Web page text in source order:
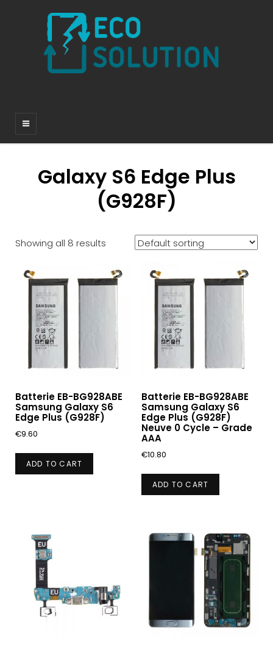
Galaxy S6 Edge Plus
(G928F)
Showing all 8 results
Batterie EB-BG928ABE
Samsung Galaxy S6
Edge Plus (G928F)
€9.60
ADD TO CART
Batterie EB-BG928ABE
Samsung Galaxy S6
Edge Plus (G928F)
Neuve 0 Cycle – Grade
AAA
€10.80
ADD TO CART